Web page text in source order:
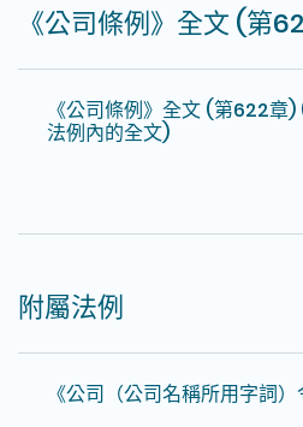
《公司條例》全文 (第
《公司條例》全文 (第622章
法例內的全文)
附屬法例
《公司（公司名稱所用字詞